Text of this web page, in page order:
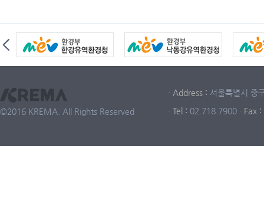
©2016 KREMA. All Rights Reserved
· Address : 서울특별시 중
· Tel : 02.718.7900 · Fax :